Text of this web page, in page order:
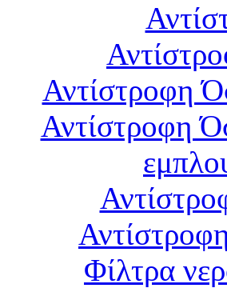
Αντίστροφη
Αντίστροφη
Φίλτρα